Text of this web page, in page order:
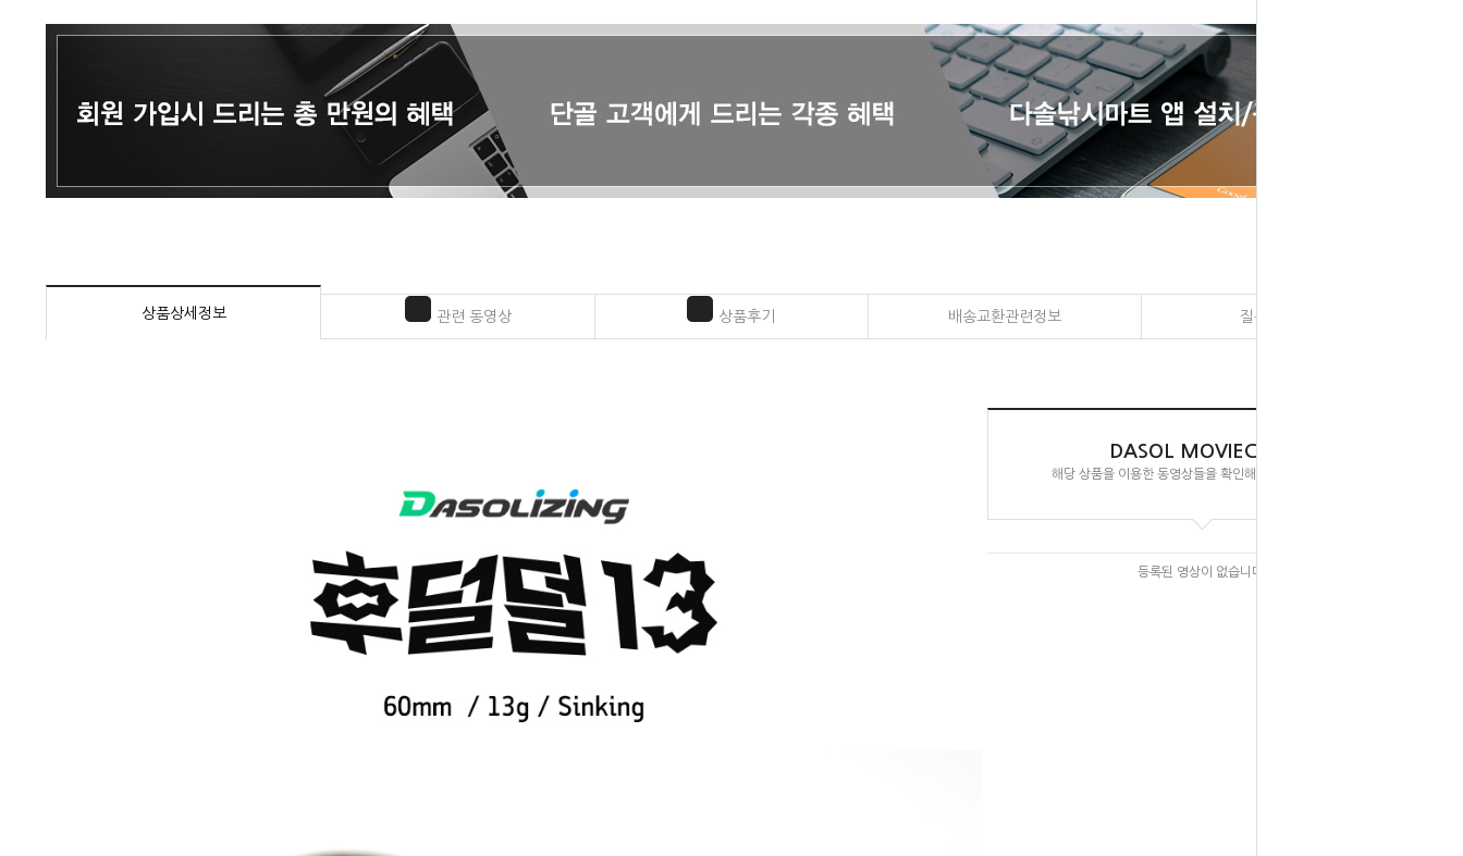
상품상세정보 관련 동영상 상품후기 배송교환관련정보 질문과 대답
DASOL MOVIECLIPS
해당 상품을 이용한 동영상들을 확인해 보실 수 있습니다.
등록된 영상이 없습니다.